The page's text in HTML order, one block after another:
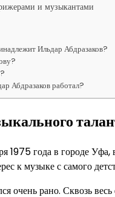
и музыкантами
Ильдар Абдразаков?
Абдразаков работал?
1975 года в городе
к музыке с самого
очень рано. Сквозь